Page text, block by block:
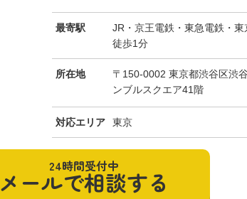
最寄駅
JR・京王電鉄・東急電鉄・東
徒歩1分
所在地
〒150-0002 東京都渋谷区渋
ンブルスクエア41階
対応エリア 東京
24時間受付中
メールで相談する